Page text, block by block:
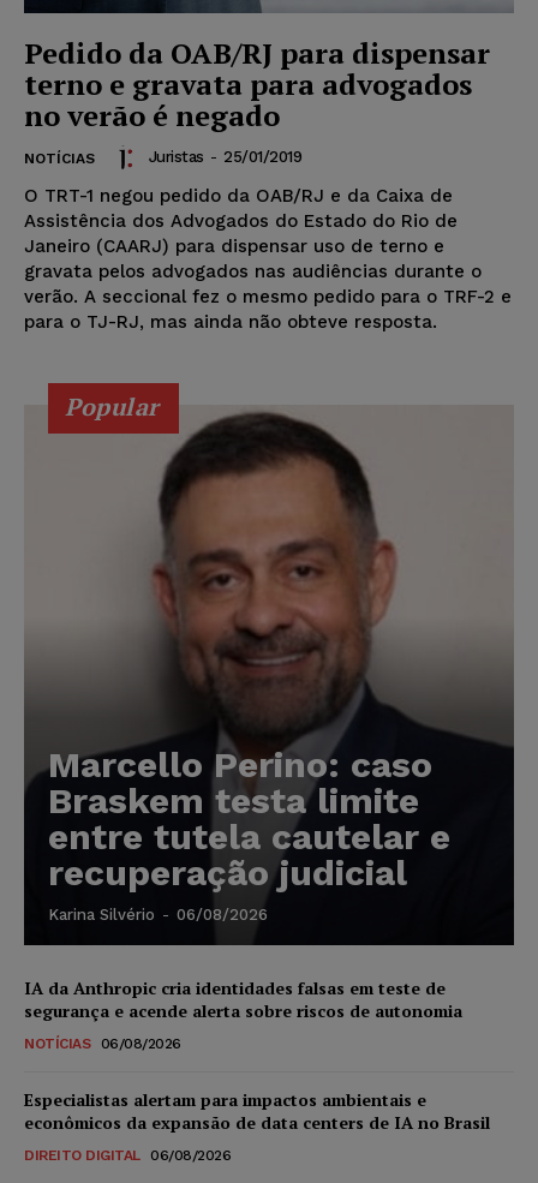
Pedido da OAB/RJ para dispensar
terno e gravata para advogados
no verão é negado
NOTÍCIAS Juristas - 25/01/2019
O TRT-1 negou pedido da OAB/RJ e da Caixa de
Assistência dos Advogados do Estado do Rio de
Janeiro (CAARJ) para dispensar uso de terno e
gravata pelos advogados nas audiências durante o
verão. A seccional fez o mesmo pedido para o TRF-2 e
para o TJ-RJ, mas ainda não obteve resposta.
Popular
Marcello Perino: caso
Braskem testa limite
entre tutela cautelar e
recuperação judicial
Karina Silvério - 06/08/2026
IA da Anthropic cria identidades falsas em teste de
segurança e acende alerta sobre riscos de autonomia
NOTÍCIAS 06/08/2026
Especialistas alertam para impactos ambientais e
econômicos da expansão de data centers de IA no Brasil
DIREITO DIGITAL 06/08/2026